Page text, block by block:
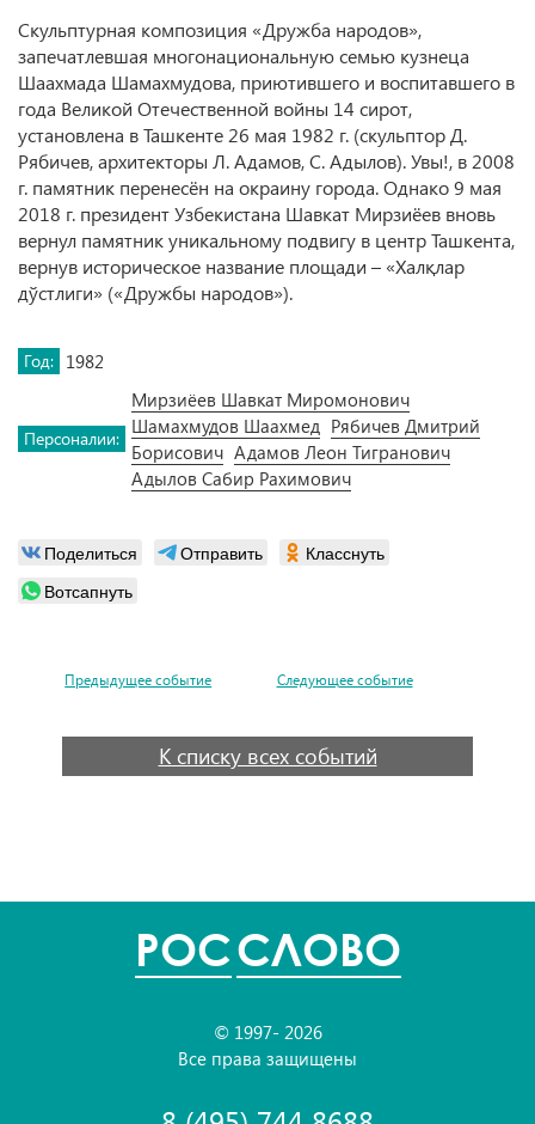
Скульптурная композиция «Дружба народов»,
запечатлевшая многонациональную семью кузнеца
Шаахмада Шамахмудова, приютившего и воспитавшего в
года Великой Отечественной войны 14 сирот,
установлена в Ташкенте 26 мая 1982 г. (скульптор Д.
Рябичев, архитекторы Л. Адамов, С. Адылов). Увы!, в 2008
г. памятник перенесён на окраину города. Однако 9 мая
2018 г. президент Узбекистана Шавкат Мирзиёев вновь
вернул памятник уникальному подвигу в центр Ташкента,
вернув историческое название площади – «Халқлар
дўстлиги» («Дружбы народов»).
Год: 1982
Персоналии:
Мирзиёев Шавкат Миромонович
Шамахмудов Шаахмед Рябичев Дмитрий
Борисович Адамов Леон Тигранович
Адылов Сабир Рахимович
Поделиться Отправить
Класснуть
Вотсапнуть
Предыдущее событие Следующее событие
К списку всех событий
POCСЛОВО
© 1997- 2026
Все права защищены